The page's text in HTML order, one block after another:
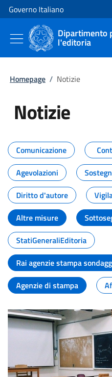
Vai al contenuto
Vai alla navigazione del sito
Governo Italiano
Dipartimento
l'editoria
Homepage / Notizie
Notizie
Tutti i contenuti
Comunicazione
Agevolazioni
Diritto d'autore
Altre misure
StatiGeneraliEditoria
Rai agenzie stampa
Agenzie di stampa